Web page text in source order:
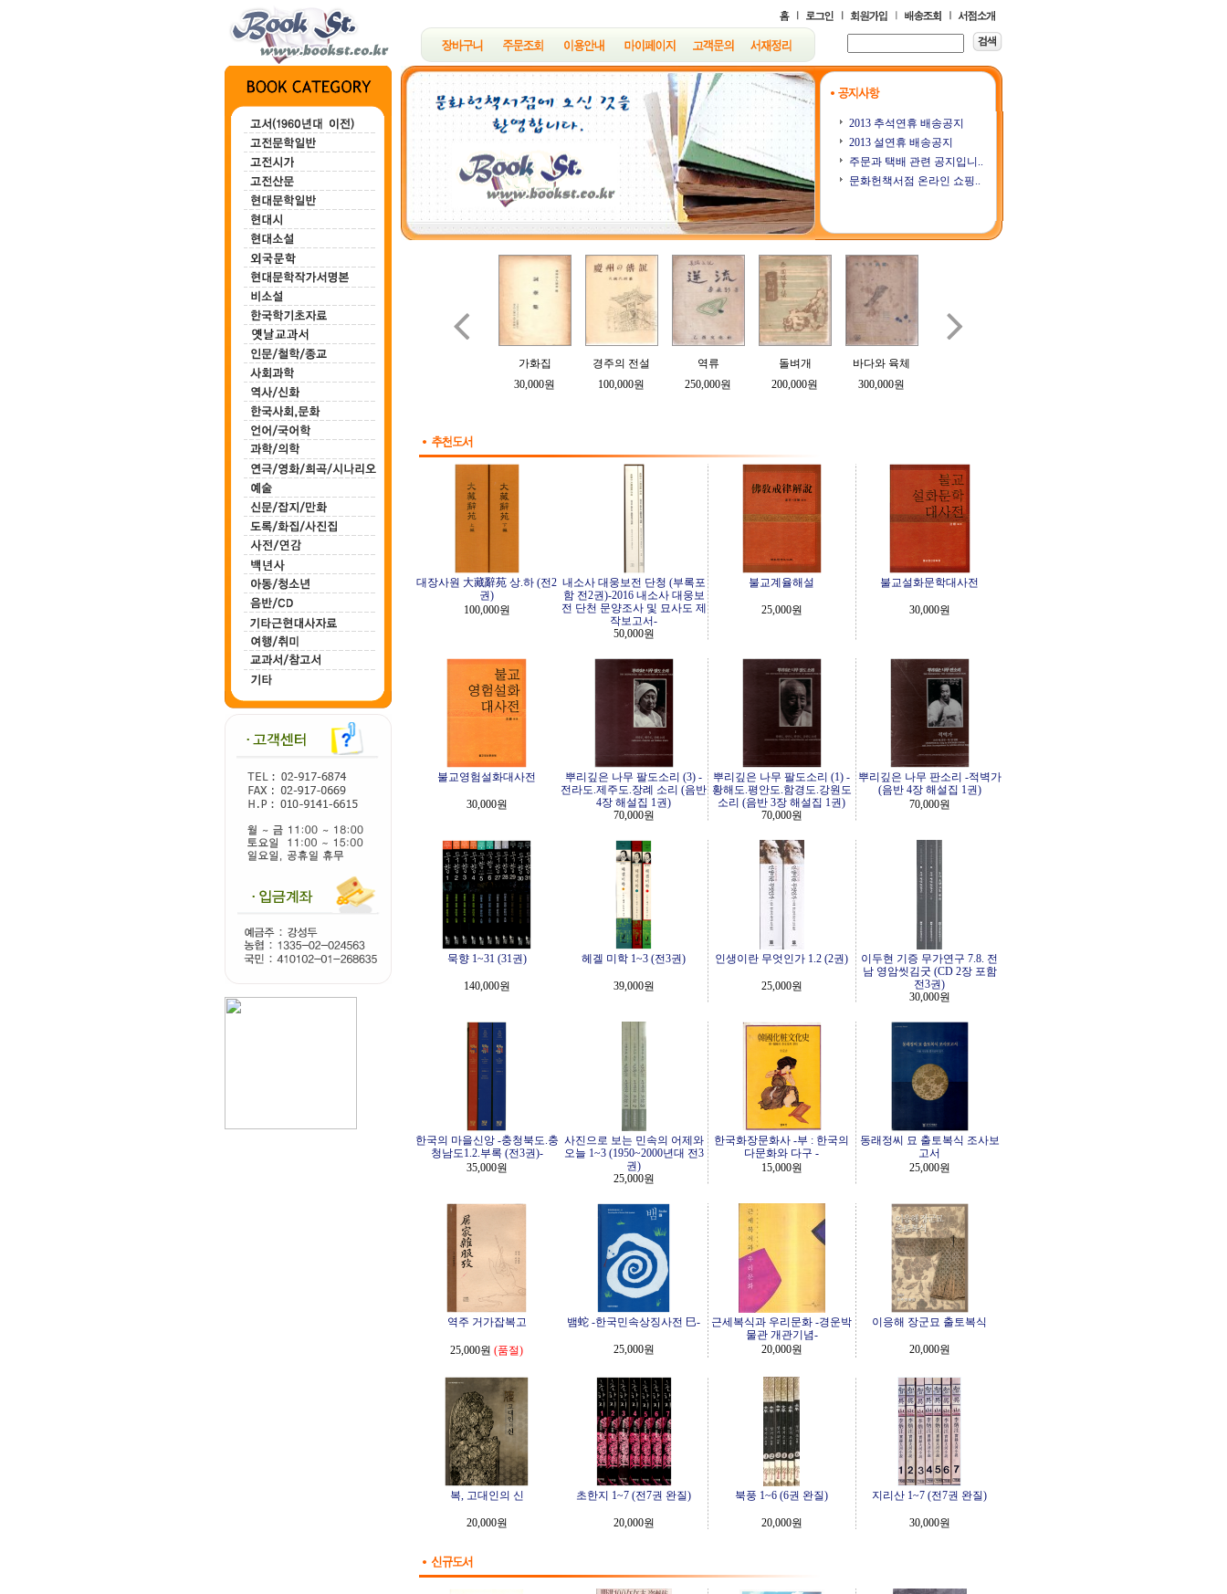
2013 추석연휴 배송공지
2013 설연휴 배송공지
주문과 택배 관련 공지입니..
문화헌책서점 온라인 쇼핑..
한하운시초
200,000원
정지용시집
700,000원
가화집
30,000원
경주의 전설
100,000원
역류
250,000원
돌벼개
200,000원
바다와 육체
300,000원
 
대장사원 大藏辭苑 상.하 (전2
권)
100,000원
내소사 대웅보전 단청 (부록포
함 전2권)-2016 내소사 대웅보
전 단천 문양조사 및 묘사도 제
작보고서-
50,000원
불교계율해설
25,000원
불교설화문학대사전
30,000원
불교영험설화대사전
30,000원
뿌리깊은 나무 팔도소리 (3) -
전라도.제주도.장례 소리 (음반
4장 해설집 1권)
70,000원
뿌리깊은 나무 팔도소리 (1) -
황해도.평안도.함경도.강원도
소리 (음반 3장 해설집 1권)
70,000원
뿌리깊은 나무 판소리 -적벽가
(음반 4장 해설집 1권)
70,000원
묵향 1~31 (31권)
140,000원
헤겔 미학 1~3 (전3권)
39,000원
인생이란 무엇인가 1.2 (2권)
25,000원
이두현 기증 무가연구 7.8. 전
남 영암씻김굿 (CD 2장 포함
전3권)
30,000원
한국의 마을신앙 -충청북도.충
청남도1.2.부록 (전3권)-
35,000원
사진으로 보는 민속의 어제와
오늘 1~3 (1950~2000년대 전3
권)
25,000원
한국화장문화사 -부 : 한국의
다문화와 다구 -
15,000원
동래정씨 묘 출토복식 조사보
고서
25,000원
역주 거가잡복고
25,000원 (품절)
뱀蛇 -한국민속상징사전 巳-
25,000원
근세복식과 우리문화 -경운박
물관 개관기념-
20,000원
이응해 장군묘 출토복식
20,000원
복, 고대인의 신
20,000원
초한지 1~7 (전7권 완질)
20,000원
북풍 1~6 (6권 완질)
20,000원
지리산 1~7 (전7권 완질)
30,000원